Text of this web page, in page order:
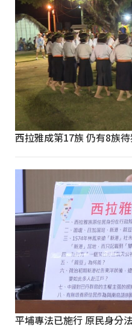
西拉雅成第17族 仍有8族
平埔專法已施行 原民身分